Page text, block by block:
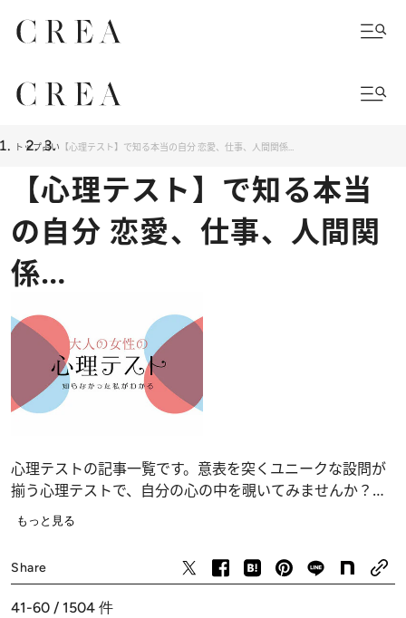
トップ占い 【心理テスト】で知る本当の自分 恋愛、仕事、人間関係…
【心理テスト】で知る本当
の自分 恋愛、仕事、人間関
係…
心理テストの記事一覧です。意表を突くユニークな設問が
揃う心理テストで、自分の心の中を覗いてみませんか？
恋愛、仕事、人間関係の深層心理……、自分でも気づかな
もっと見る
Share
41-60 / 1504 件